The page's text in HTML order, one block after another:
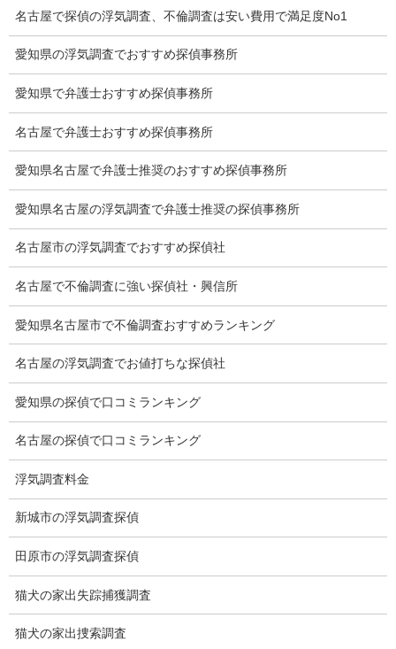
探偵業法
法令遵守
探偵コラム
探偵日記
夫婦の信頼関係
お知らせ
いじめ相談
子供の虐待
日本版DBS
お問い合わせ
愛知県内出張面談実施中
名古屋で探偵の浮気調査、不倫調査は安い費用で満足度No1
愛知県の浮気調査でおすすめ探偵事務所
愛知県で弁護士おすすめ探偵事務所
名古屋で弁護士おすすめ探偵事務所
愛知県名古屋で弁護士推奨のおすすめ探偵事務所
愛知県名古屋の浮気調査で弁護士推奨の探偵事務所
名古屋市の浮気調査でおすすめ探偵社
名古屋で不倫調査に強い探偵社・興信所
愛知県名古屋市で不倫調査おすすめランキング
名古屋の浮気調査でお値打ちな探偵社
愛知県の探偵で口コミランキング
名古屋の探偵で口コミランキング
浮気調査料金
新城市の浮気調査探偵
田原市の浮気調査探偵
猫犬の家出失踪捕獲調査
猫犬の家出捜索調査